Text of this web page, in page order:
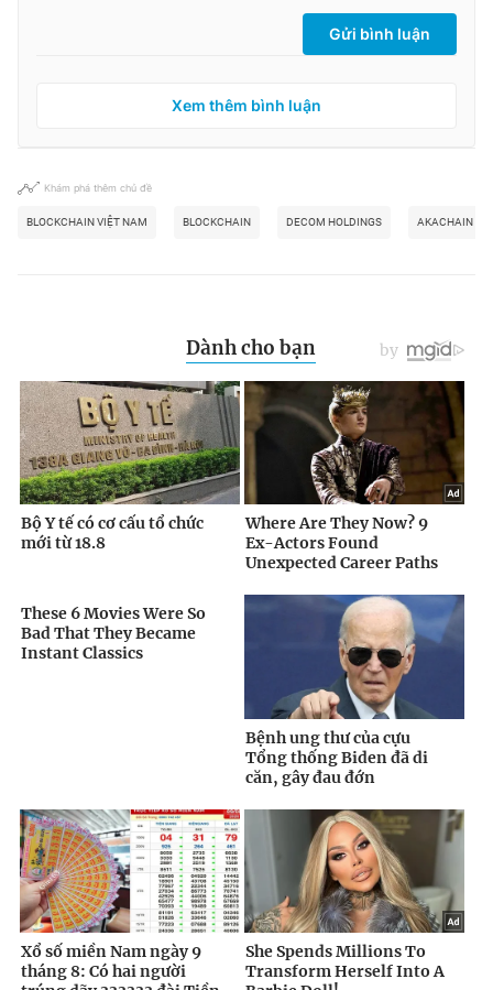
Gửi bình luận
Xem thêm bình luận
Khám phá thêm chủ đề
BLOCKCHAIN VIỆT NAM BLOCKCHAIN DECOM HOLDINGS AKACHAIN